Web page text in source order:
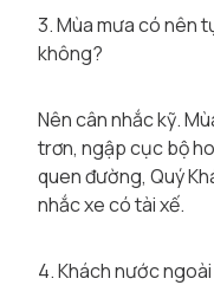
3. Mùa mưa có nên
không?
Nên cân nhắc kỹ.
trơn, ngập cục bộ
quen đường, Quý
nhắc xe có tài xế.
4. Khách nước